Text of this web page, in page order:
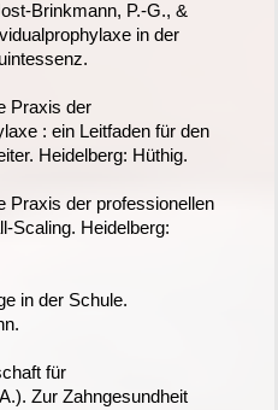
Brinkmann, P.-G., &
in der
Praxis der
: ein Leitfaden für den
Heidelberg: Hüthig.
Praxis der professionellen
Scaling. Heidelberg:
in der Schule.
für
Zur Zahngesundheit